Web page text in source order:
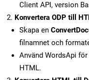
Client API, version
Konvertera ODP till
Skapa en
filnamnet och
Använd WordsApi
HTML.